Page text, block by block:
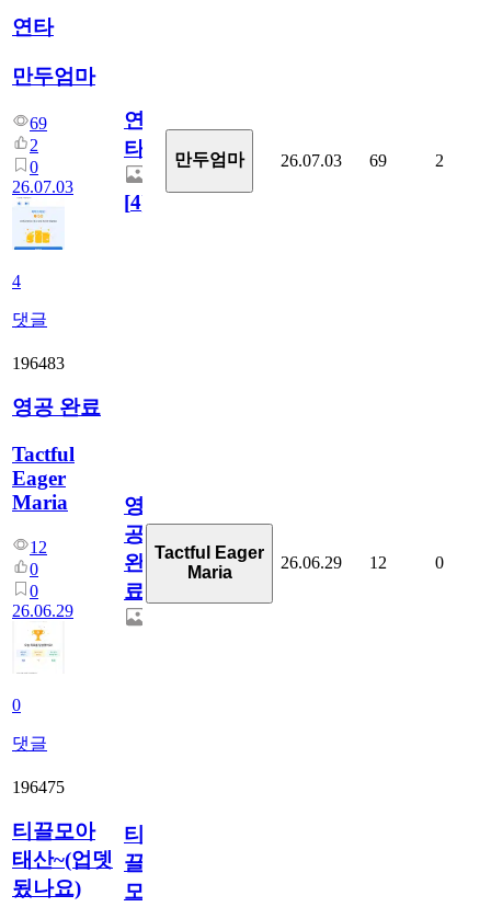
연타
만두엄마
69
2
0
26.07.03
4
댓글
연
타
[4]
만두엄마 26.07.03 69 2
196483
영공 완료
Tactful
Eager
Maria
12
0
0
26.06.29
0
댓글
영
공
완
료
Tactful Eager
Maria
26.06.29 12 0
196475
티끌모아
태산~(업뎃
됬나요)
티
끌
모